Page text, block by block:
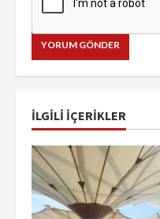
İLGILI IÇERIKLER